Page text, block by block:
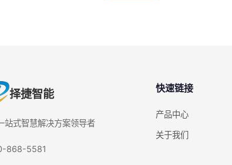
择捷智能
站式智慧解决方案领导者
868-5581
快速链接
产品中心
关于我们